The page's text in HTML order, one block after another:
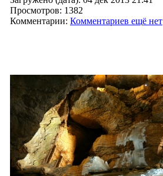
Просмотров: 1382
Комментарии: Комментариев ещё нет